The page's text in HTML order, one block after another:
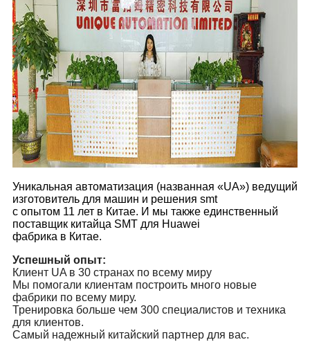
Уникальная автоматизация (названная «UA») ведущий
изготовитель для машин и решения smt
с опытом 11 лет в Китае. И мы также единственный
поставщик китайца SMT для Huawei
фабрика в Китае.
Успешный опыт:
Клиент UA в 30 странах по всему миру
Мы помогали клиентам построить много новые
фабрики по всему миру.
Тренировка больше чем 300 специалистов и техника
для клиентов.
Самый надежный китайский партнер для вас.